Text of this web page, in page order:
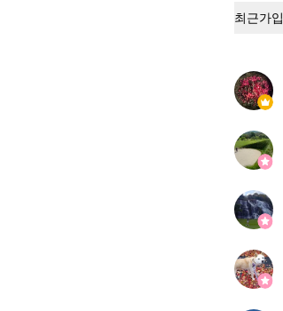
최근가입